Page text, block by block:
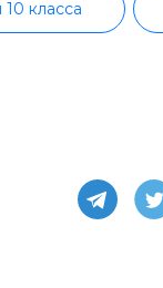
класса